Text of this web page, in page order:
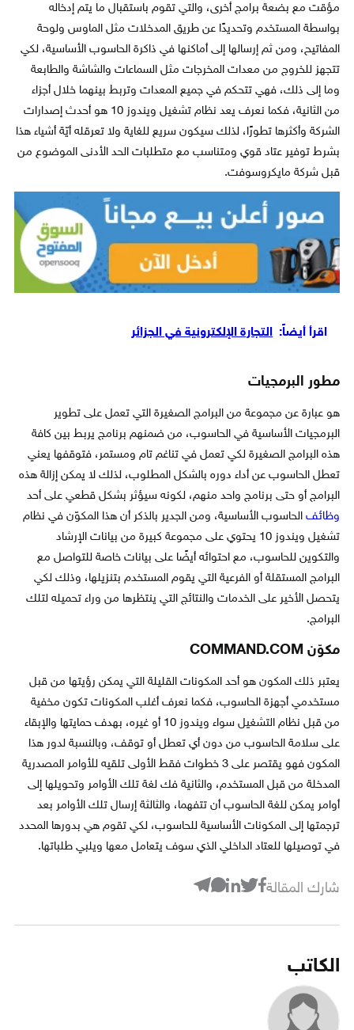
مؤقت مع بضعة برامج أخرى، والتي تقوم باستقبال ما يتم إدخاله
بواسطة المستخدم وتحديدًا عن طريق المدخلات مثل الماوس ولوحة
المفاتيح، ومن ثم إرسالها إلى أماكنها في ذاكرة الحاسوب الأساسية، لكي
تتجهز للخروج من معدات المخرجات مثل السماعات والشاشة والطابعة
وما إلى ذلك، فهي تتحكم في جميع المعدات وتربط بينهما خلال أجزاء
من الثانية، فكما نعرف يعد نظام تشغيل ويندوز 10 هو أحدث إصدارات
الشركة وأكثرها تطورًا، لذلك سيكون سريع للغاية ولا تعرقله أيّة أشياء هذا
بشرط توفير عتاد قوي ومتناسب مع متطلبات الحد الأدنى الموضوع من
قبل شركة مايكروسوفت.
اقرأ أيضاً: التجارة الإلكترونية في الجزائر
مطور البرمجيات
هو عبارة عن مجموعة من البرامج الصغيرة التي تعمل على تطوير
البرمجيات الأساسية في الحاسوب، من ضمنهم برنامج يربط بين كافة
هذه البرامج الصغيرة لكي تعمل في تناغم تام ومستمر، فتوقفها يعني
تعطل الحاسوب عن أداء دوره بالشكل المطلوب، لذلك لا يمكن إزالة هذه
البرامج أو حتى برنامج واحد منهم، لكونه سيؤثر بشكل قطعي على أحد
وظائفالحاسوب الأساسية، ومن الجدير بالذكر أن هذا المكوّن في نظام
تشغيل ويندوز 10 يحتوي على مجموعة كبيرة من بيانات الإرشاد
والتكوين للحاسوب، مع احتوائه أيضًا على بيانات خاصة للتواصل مع
البرامج المستقلة أو الفرعية التي يقوم المستخدم بتنزيلها، وذلك لكي
يتحصل الأخير على الخدمات والنتائج التي ينتظرها من وراء تحميله لتلك
البرامج.
مكوّن COMMAND.COM
يعتبر ذلك المكون هو أحد المكونات القليلة التي يمكن رؤيتها من قبل
مستخدمي أجهزة الحاسوب، فكما نعرف أغلب المكونات تكون مخفية
من قبل نظام التشغيل سواء ويندوز 10 أو غيره، بهدف حمايتها والإبقاء
على سلامة الحاسوب من دون أي تعطل أو توقف، وبالنسبة لدور هذا
المكون فهو يقتصر على 3 خطوات فقط الأولى تلقيه للأوامر المصدرية
المدخلة من قبل المستخدم، والثانية فك لغة تلك الأوامر وتحويلها إلى
أوامر يمكن للغة الحاسوب أن تتفهما، والثالثة إرسال تلك الأوامر بعد
ترجمتها إلى المكونات الأساسية للحاسوب، لكي تقوم هي بدورها المحدد
في توصيلها للعتاد الداخلي الذي سوف يتعامل معها ويلبي طلباتها.
شارك المقالة
الكاتب